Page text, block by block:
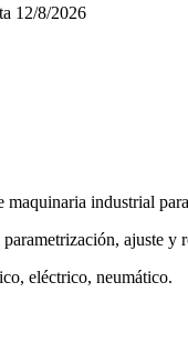
12/8/2026
industrial
ajuste y
eléctrico, neumático.